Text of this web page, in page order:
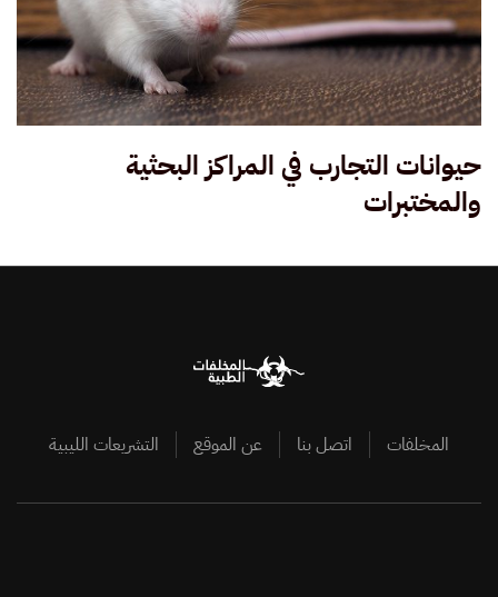
حيوانات التجارب في المراكز البحثية
والمختبرات
المخلفات اتصل بنا عن الموقع التشريعات الليبية